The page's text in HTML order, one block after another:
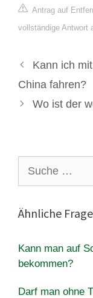
Antrag auf
vollständige Antwort
Kann ich
China fahren?
Wo ist der
nach:
Ähnliche
Kann man auf
bekommen?
Darf man ohne